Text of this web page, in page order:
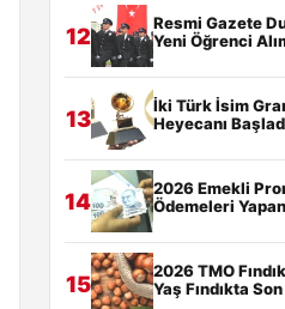
12
Resmi Gazete
Yeni Öğrenci
13
İki Türk İsim
Heyecanı
14
2026 Emekli
Ödemeleri
15
2026 TMO
Yaş Fındıkta